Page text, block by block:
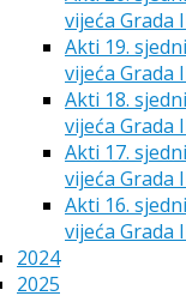
vijeća Grada
Akti 19.
vijeća Grada
Akti 18.
vijeća Grada
Akti 17.
vijeća Grada
Akti 16.
vijeća Grada
2024
2025